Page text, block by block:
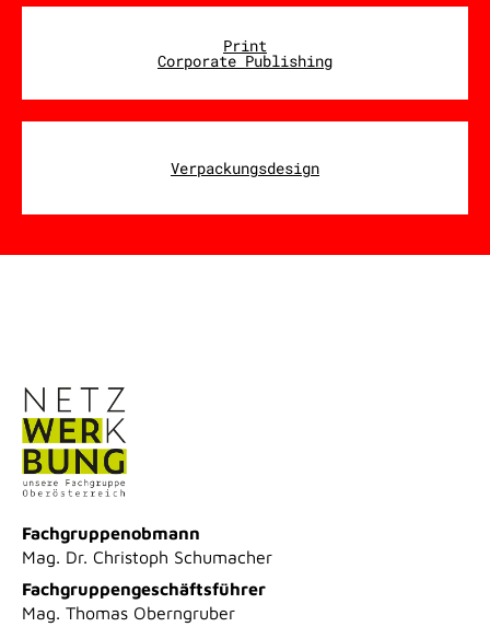
Print
Corporate Publishing
Verpackungsdesign
Fachgruppenobmann
Mag. Dr. Christoph Schumacher
Fachgruppengeschäftsführer
Mag. Thomas Oberngruber